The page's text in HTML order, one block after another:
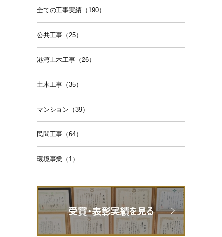
全ての工事実績（190）
公共工事（25）
港湾土木工事（26）
土木工事（35）
マンション（39）
民間工事（64）
環境事業（1）